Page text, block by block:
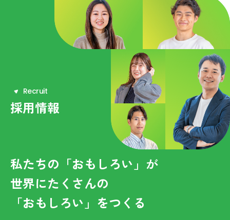
Recruit
採用情報
私たちの「おもしろい」が
世界にたくさんの
「おもしろい」をつくる